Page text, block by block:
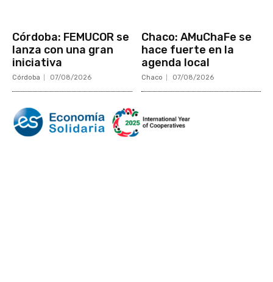
Córdoba: FEMUCOR se
lanza con una gran
iniciativa
Córdoba 07/08/2026
Chaco: AMuChaFe se
hace fuerte en la
agenda local
Chaco 07/08/2026